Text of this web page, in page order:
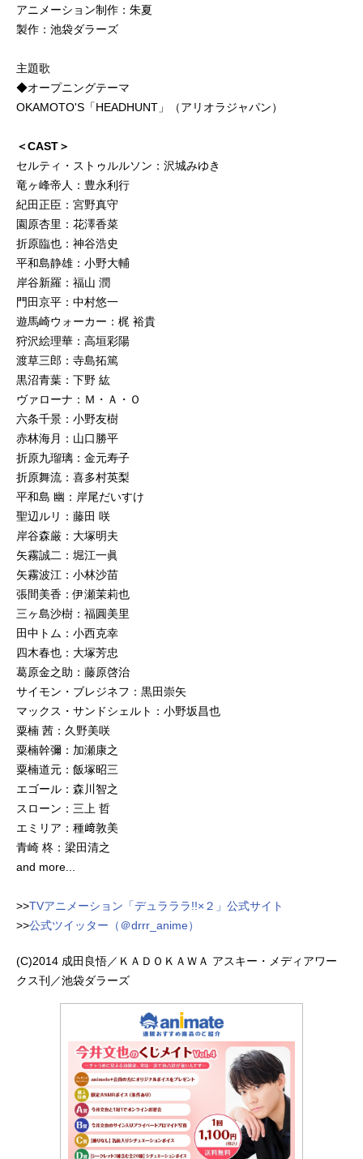
アニメーション制作：朱夏
製作：池袋ダラーズ
主題歌
◆オープニングテーマ
OKAMOTO'S「HEADHUNT」（アリオラジャパン）
＜CAST＞
セルティ・ストゥルルソン：沢城みゆき
竜ヶ峰帝人：豊永利行
紀田正臣：宮野真守
園原杏里：花澤香菜
折原臨也：神谷浩史
平和島静雄：小野大輔
岸谷新羅：福山 潤
門田京平：中村悠一
遊馬崎ウォーカー：梶 裕貴
狩沢絵理華：高垣彩陽
渡草三郎：寺島拓篤
黒沼青葉：下野 紘
ヴァローナ：Ｍ・Ａ・Ｏ
六条千景：小野友樹
赤林海月：山口勝平
折原九瑠璃：金元寿子
折原舞流：喜多村英梨
平和島 幽：岸尾だいすけ
聖辺ルリ：藤田 咲
岸谷森厳：大塚明夫
矢霧誠二：堀江一眞
矢霧波江：小林沙苗
張間美香：伊瀬茉莉也
三ヶ島沙樹：福圓美里
田中トム：小西克幸
四木春也：大塚芳忠
葛原金之助：藤原啓治
サイモン・ブレジネフ：黒田崇矢
マックス・サンドシェルト：小野坂昌也
粟楠 茜：久野美咲
粟楠幹彌：加瀬康之
粟楠道元：飯塚昭三
エゴール：森川智之
スローン：三上 哲
エミリア：種﨑敦美
青崎 柊：梁田清之
and more...
>>TVアニメーション「デュラララ!!×２」公式サイト
>>公式ツイッター（＠drrr_anime）
(C)2014 成田良悟／ＫＡＤＯＫＡＷＡ アスキー・メディアワー
クス刊／池袋ダラーズ